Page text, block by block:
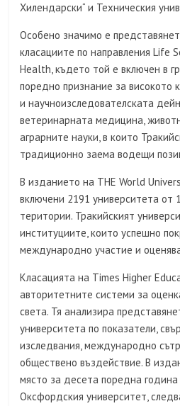
Хилендарски“ и Техническия
Особено значимо е
класациите по направления Life
Health, където той е включен в
поредно признание за високото
и научноизследователската
ветеринарната медицина,
аграрните науки, в които
традиционно заема водещи
В изданието на THE World
включени 2191 университета от
територии. Тракийският
институциите, които успешно
международно участие и
Класацията на Times Higher
авторитетните системи за
света. Тя анализира
университета по показатели,
изследвания, международно
обществено въздействие. В
място за десета поредна
Оксфордския университет,